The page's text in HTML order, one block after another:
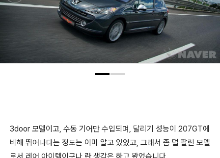
3door 모델이고, 수동 기어만 수입되며, 달리기 성능이 207GT에
비해 뛰어나다는 정도는 이미 알고 있었고, 그래서 좀 덜 팔린 모델